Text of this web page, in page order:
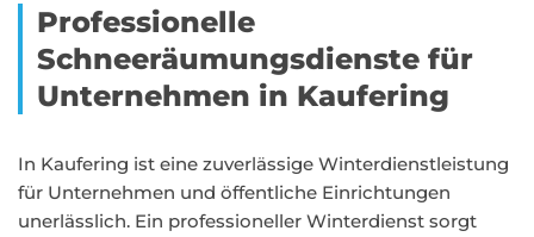
Professionelle
Schneeräumungsdienste für
Unternehmen in Kaufering
In Kaufering ist eine zuverlässige Winterdienstleistung
für Unternehmen und öffentliche Einrichtungen
unerlässlich. Ein professioneller Winterdienst sorgt